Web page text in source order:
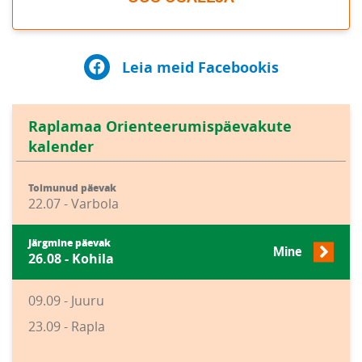
Leia meid Facebookis
Raplamaa Orienteerumispäevakute
kalender
Toimunud päevak
22.07 - Varbola
Järgmine päevak
26.08 - Kohila Mine
09.09 - Juuru
23.09 - Rapla